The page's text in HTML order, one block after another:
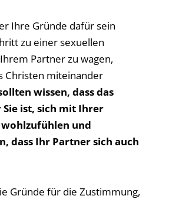
Ihre Gründe dafür sein
zu einer sexuellen
Partner zu wagen,
Christen miteinander
wissen, dass das
ist, sich mit Ihrer
und
dass Ihr Partner sich auch
Gründe für die Zustimmung,